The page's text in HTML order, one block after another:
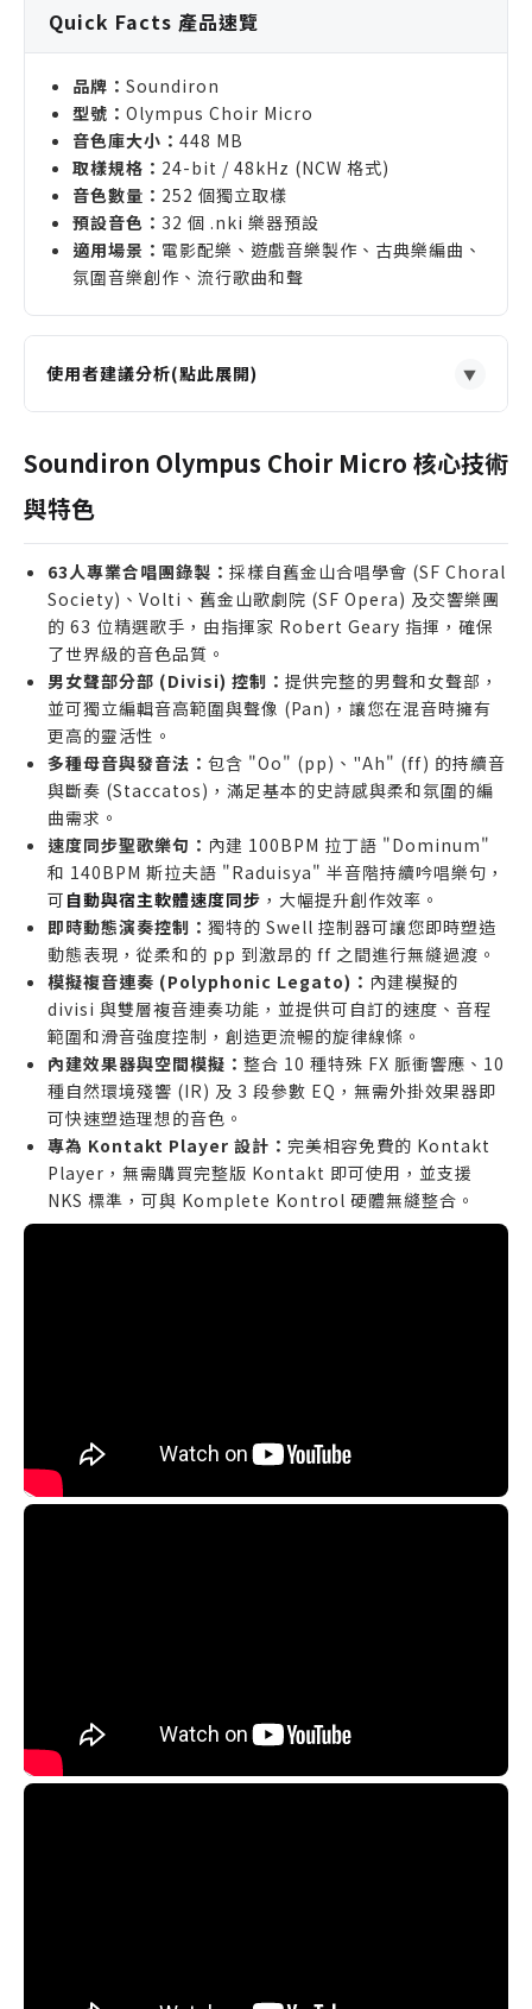
Quick Facts 產品速覽
品牌： Soundiron
型號： Olympus Choir Micro
音色庫大小： 448 MB
取樣規格： 24-bit / 48kHz (NCW 格式)
音色數量： 252 個獨立取樣
預設音色： 32 個 .nki 樂器預設
適用場景： 電影配樂、遊戲音樂製作、古典樂編曲、
氛圍音樂創作、流行歌曲和聲
使用者建議分析(點此展開) ▼
剛入門配樂製作，需要一套高品質但價格實惠的合唱
團音源的學生或新手。
專業作曲家在尋找一套能快速載入、CPU 負擔低的合
唱團音色，用於快速編寫草稿 (sketching)。
獨立遊戲開發者或 YouTuber，需要為其專案添加宏
偉的合唱元素，但預算有限。
誰不適合購買
需要極致細膩發音控制（如單字音節編輯）的專業影
視配樂作曲家。
已經擁有完整版 Olympus Symphonic Choir 或其
他同等級大型合唱團音源庫的用戶。
完全不使用 Native Instruments Kontakt Player
或 Kontakt 的音樂製作人。
Soundiron Olympus Choir Micro 核心技術
與特色
63人專業合唱團錄製： 採樣自舊金山合唱學會 (SF Choral
Society)、Volti、舊金山歌劇院 (SF Opera) 及交響樂團
的 63 位精選歌手，由指揮家 Robert Geary 指揮，確保
了世界級的音色品質。
男女聲部分部 (Divisi) 控制： 提供完整的男聲和女聲部，
並可獨立編輯音高範圍與聲像 (Pan)，讓您在混音時擁有
更高的靈活性。
多種母音與發音法： 包含 "Oo" (pp)、"Ah" (ff) 的持續音
與斷奏 (Staccatos)，滿足基本的史詩感與柔和氛圍的編
曲需求。
速度同步聖歌樂句： 內建 100BPM 拉丁語 "Dominum"
和 140BPM 斯拉夫語 "Raduisya" 半音階持續吟唱樂句，
可 自動與宿主軟體速度同步 ，大幅提升創作效率。
即時動態演奏控制： 獨特的 Swell 控制器可讓您即時塑造
動態表現，從柔和的 pp 到激昂的 ff 之間進行無縫過渡。
模擬複音連奏 (Polyphonic Legato)： 內建模擬的
divisi 與雙層複音連奏功能，並提供可自訂的速度、音程
範圍和滑音強度控制，創造更流暢的旋律線條。
內建效果器與空間模擬： 整合 10 種特殊 FX 脈衝響應、10
種自然環境殘響 (IR) 及 3 段參數 EQ，無需外掛效果器即
可快速塑造理想的音色。
專為 Kontakt Player 設計： 完美相容免費的 Kontakt
Player，無需購買完整版 Kontakt 即可使用，並支援
NKS 標準，可與 Komplete Kontrol 硬體無縫整合。